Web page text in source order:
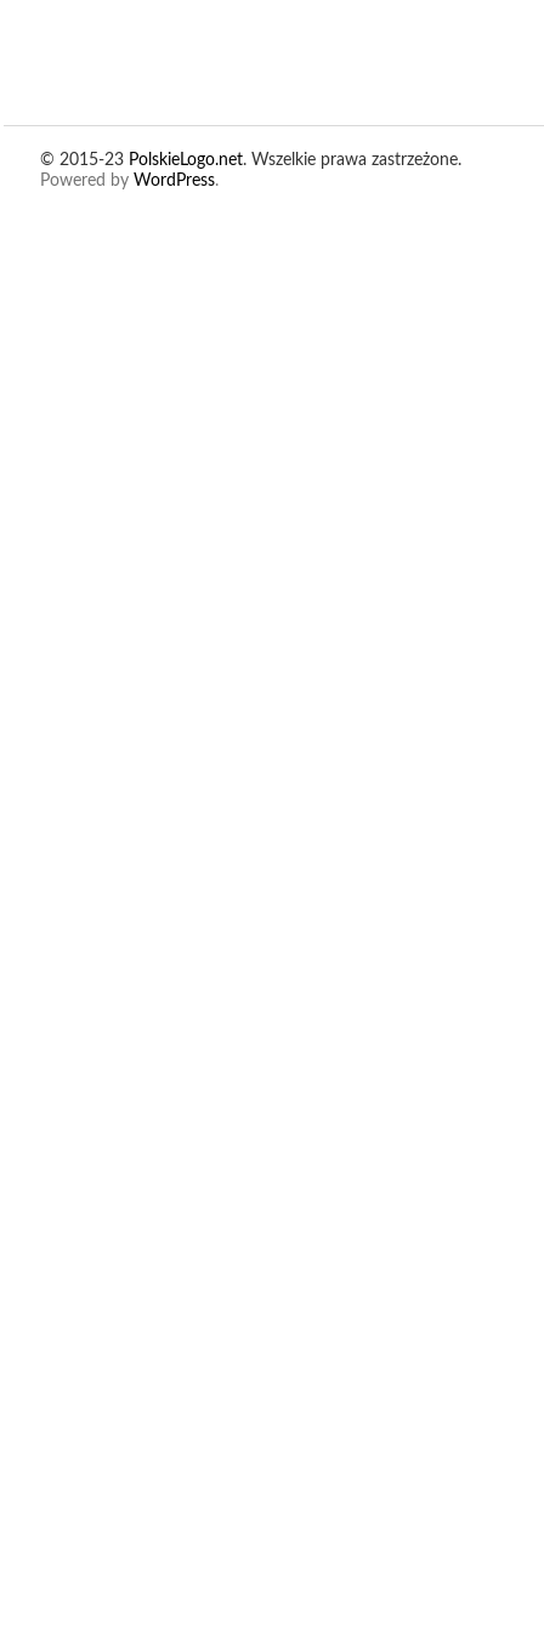
© 2015-23 PolskieLogo.net. Wszelkie prawa zastrzeżone.
Powered by WordPress.